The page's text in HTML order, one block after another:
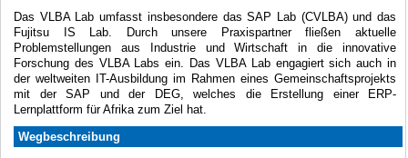
Das VLBA Lab umfasst insbesondere das SAP Lab (CVLBA) und das
Fujitsu IS Lab. Durch unsere Praxispartner fließen aktuelle
Problemstellungen aus Industrie und Wirtschaft in die innovative
Forschung des VLBA Labs ein. Das VLBA Lab engagiert sich auch in
der weltweiten IT-Ausbildung im Rahmen eines Gemeinschaftsprojekts
mit der SAP und der DEG, welches die Erstellung einer ERP-
Lernplattform für Afrika zum Ziel hat.
Wegbeschreibung